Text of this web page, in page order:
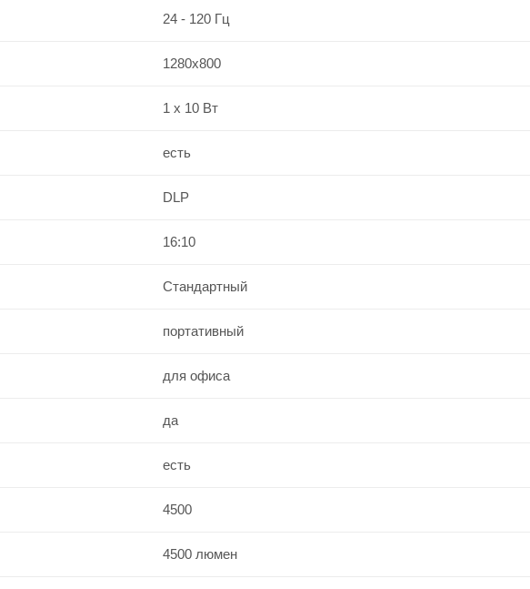
24 - 120 Гц
1280x800
1 x 10 Вт
есть
DLP
16:10
Стандартный
портативный
для офиса
да
есть
4500
4500 люмен